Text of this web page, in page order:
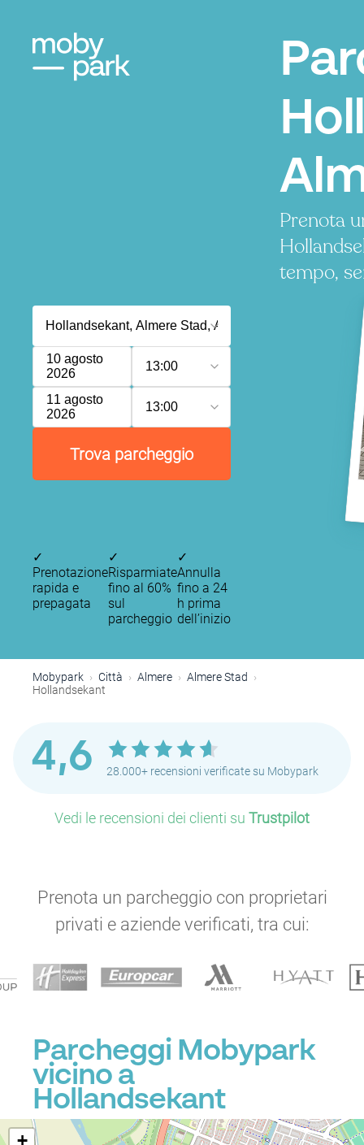
Prenota
tempo,
10 agosto
2026
13:00
11 agosto
2026
13:00
Trova parcheggio
✓
Prenotazione
rapida e
prepagata
✓
Risparmiate
fino al 60%
sul
parcheggio
✓
Annulla
fino a 24
h prima
dell’inizio
Mobypark Città Almere
Almere Stad
Hollandsekant
4,6 28.000+ recensioni verificate su Mobypark
Vedi le recensioni dei clienti su Trustpilot
Prenota un parcheggio con proprietari
privati e aziende verificati, tra cui:
Parcheggi Mobypark
vicino a
Hollandsekant
+